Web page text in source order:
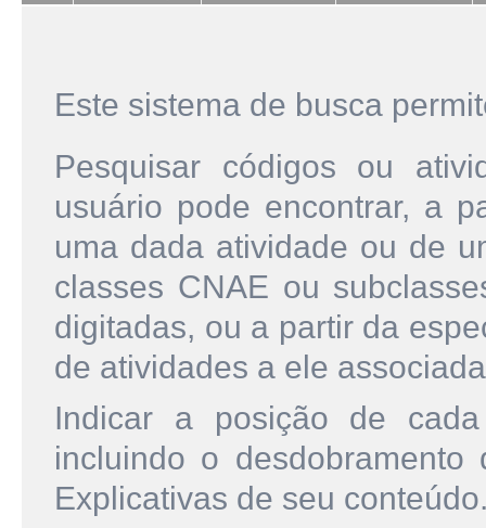
Este sistema de busca
Pesquisar códigos ou
usuário pode encontrar, a
uma dada atividade ou de
classes CNAE ou
digitadas, ou a partir da
de atividades a ele
Indicar a posição de
incluindo o
Explicativas de seu